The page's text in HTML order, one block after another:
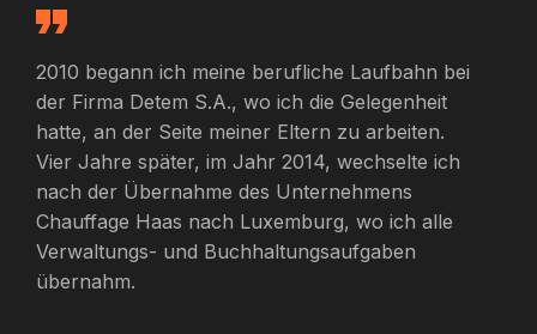
2010 begann ich meine berufliche Laufbahn bei
der Firma Detem S.A., wo ich die Gelegenheit
hatte, an der Seite meiner Eltern zu arbeiten.
Vier Jahre später, im Jahr 2014, wechselte ich
nach der Übernahme des Unternehmens
Chauffage Haas nach Luxemburg, wo ich alle
Verwaltungs- und Buchhaltungsaufgaben
übernahm.